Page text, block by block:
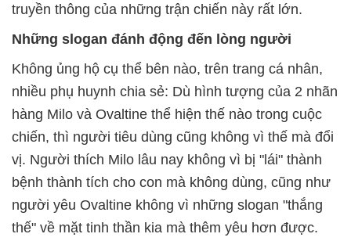
truyền thông của những trận chiến này rất lớn.
Những slogan đánh động đến lòng người
Không ủng hộ cụ thể bên nào, trên trang cá nhân,
nhiều phụ huynh chia sẻ: Dù hình tượng của 2 nhãn
hàng Milo và Ovaltine thể hiện thế nào trong cuộc
chiến, thì người tiêu dùng cũng không vì thế mà đổi
vị. Người thích Milo lâu nay không vì bị "lái" thành
bệnh thành tích cho con mà không dùng, cũng như
người yêu Ovaltine không vì những slogan "thắng
thế" về mặt tinh thần kia mà thêm yêu hơn được.